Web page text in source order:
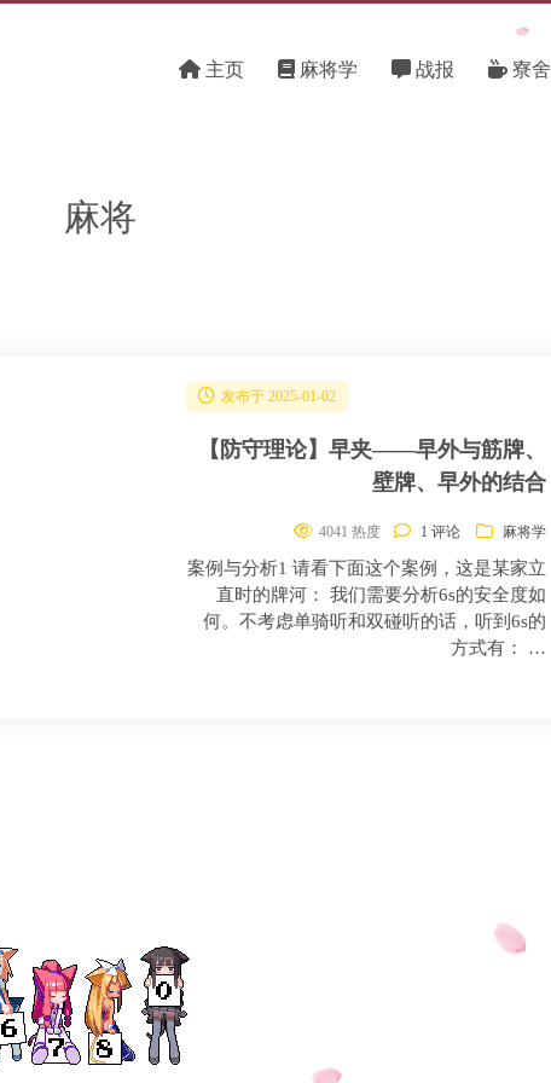
主页 麻将学 战报 寮舍
麻将
发布于 2025-01-02
【防守理论】早夹——早外与筋牌、
壁牌、早外的结合
4041 热度 1 评论 麻将学
案例与分析1 请看下面这个案例，这是某家立
直时的牌河： 我们需要分析6s的安全度如
何。不考虑单骑听和双碰听的话，听到6s的
方式有： …